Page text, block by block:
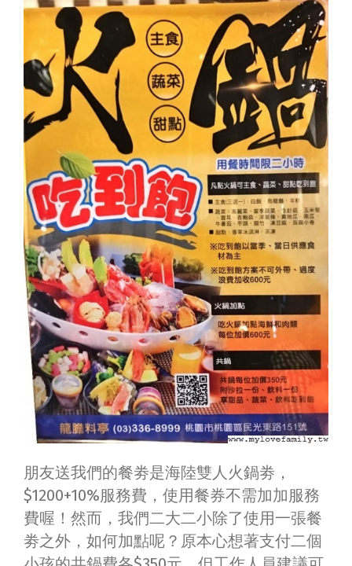
朋友送我們的餐劵是海陸雙人火鍋劵，
$1200+10%服務費，使用餐券不需加加服務
費喔！然而，我們二大二小除了使用一張餐
劵之外，如何加點呢？原本心想著支付二個